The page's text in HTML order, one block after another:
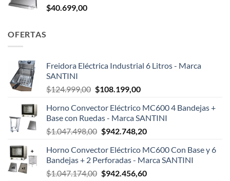
$40.699,00
OFERTAS
Freidora Eléctrica Industrial 6 Litros - Marca
SANTINI
$124.999,00 El
original
era:
$124.999,00.
$108.199,00El
actual
es:
$108.199,00.
Horno Convector Eléctrico MC600 4 Bandejas +
Base con Ruedas - Marca SANTINI
$1.047.498,00 El
original
era:
$1.047.498,00.
$942.748,20El
actual
es:
$942.748,20.
Horno Convector Eléctrico MC600 Con Base y 6
Bandejas + 2 Perforadas - Marca SANTINI
$1.047.174,00 El
$942.456,60El